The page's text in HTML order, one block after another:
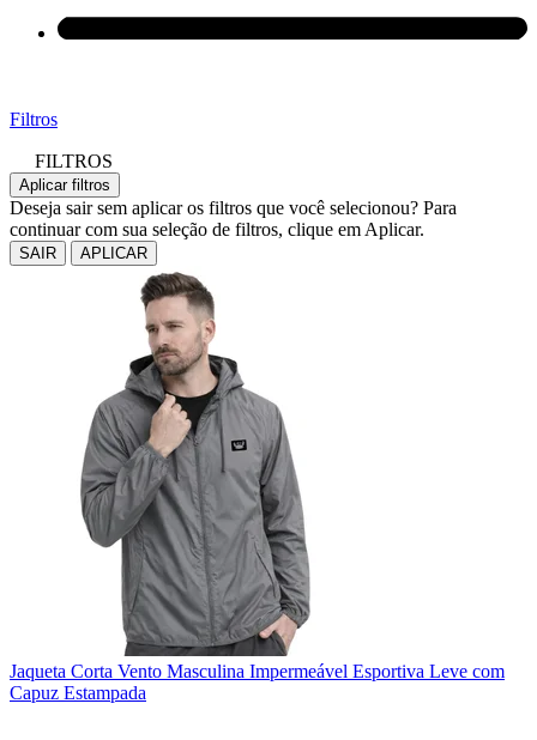
Filtros
FILTROS
Aplicar filtros
Deseja sair sem aplicar os filtros que você selecionou? Para
continuar com sua seleção de filtros, clique em Aplicar.
SAIR APLICAR
Jaqueta Corta Vento Masculina Impermeável Esportiva Leve com
Capuz Estampada